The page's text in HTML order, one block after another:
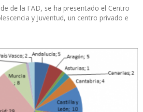
de la FAD, se ha presentado el Centro
y Juventud, un centro privado e